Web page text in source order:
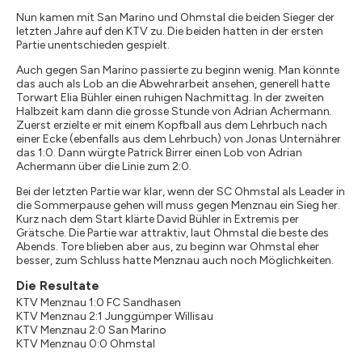
Nun kamen mit San Marino und Ohmstal die beiden Sieger der
letzten Jahre auf den KTV zu. Die beiden hatten in der ersten
Partie unentschieden gespielt.
Auch gegen San Marino passierte zu beginn wenig. Man könnte
das auch als Lob an die Abwehrarbeit ansehen, generell hatte
Torwart Elia Bühler einen ruhigen Nachmittag. In der zweiten
Halbzeit kam dann die grosse Stunde von Adrian Achermann.
Zuerst erzielte er mit einem Kopfball aus dem Lehrbuch nach
einer Ecke (ebenfalls aus dem Lehrbuch) von Jonas Unternährer
das 1:0. Dann würgte Patrick Birrer einen Lob von Adrian
Achermann über die Linie zum 2:0.
Bei der letzten Partie war klar, wenn der SC Ohmstal als Leader in
die Sommerpause gehen will muss gegen Menznau ein Sieg her.
Kurz nach dem Start klärte David Bühler in Extremis per
Grätsche. Die Partie war attraktiv, laut Ohmstal die beste des
Abends. Tore blieben aber aus, zu beginn war Ohmstal eher
besser, zum Schluss hatte Menznau auch noch Möglichkeiten.
Die Resultate
KTV Menznau 1:0 FC Sandhasen
KTV Menznau 2:1 Junggümper Willisau
KTV Menznau 2:0 San Marino
KTV Menznau 0:0 Ohmstal